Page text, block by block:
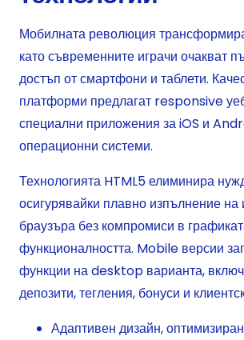
Мобилната революция
като съвременните играчи очакват
достъп от смартфони и таблети.
платформи предлагат responsive
специални приложения за iOS и
операционни системи.
Технологията HTML5 елиминира
осигурявайки плавно изпълнение на
браузъра без компромиси в
функционалността. Mobile версии
функции на desktop варианта,
депозити, тегления, бонуси и
Адаптивен дизайн,